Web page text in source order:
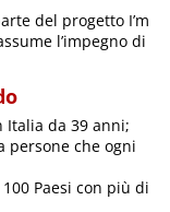
del progetto I’m
l’impegno di
Italia da 39 anni;
persone che ogni
Paesi con più di